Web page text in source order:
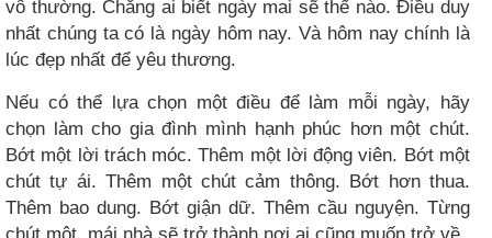
vô thường. Chẳng ai biết ngày mai sẽ thế nào. Điều duy
nhất chúng ta có là ngày hôm nay. Và hôm nay chính là
lúc đẹp nhất để yêu thương.
Nếu có thể lựa chọn một điều để làm mỗi ngày, hãy
chọn làm cho gia đình mình hạnh phúc hơn một chút.
Bớt một lời trách móc. Thêm một lời động viên. Bớt một
chút tự ái. Thêm một chút cảm thông. Bớt hơn thua.
Thêm bao dung. Bớt giận dữ. Thêm cầu nguyện. Từng
chút một, mái nhà sẽ trở thành nơi ai cũng muốn trở về.